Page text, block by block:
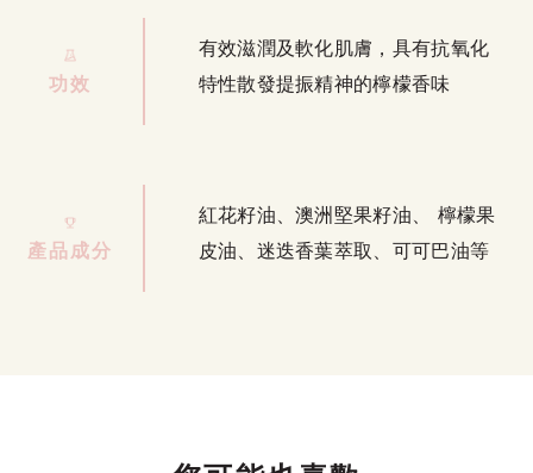
功效
有效滋潤及軟化肌膚，具有抗氧化
特性散發提振精神的檸檬香味
產品成分
紅花籽油、澳洲堅果籽油、 檸檬果
皮油、迷迭香葉萃取、可可巴油等